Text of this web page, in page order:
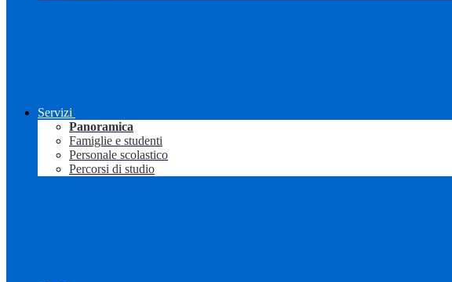
Servizi
Panoramica
Famiglie e studenti
Personale scolastico
Percorsi di studio